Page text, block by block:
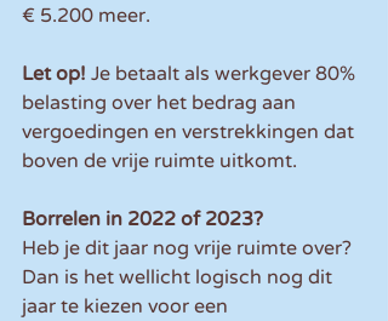
€ 5.200 meer.
Let op! Je betaalt als werkgever 80%
belasting over het bedrag aan
vergoedingen en verstrekkingen dat
boven de vrije ruimte uitkomt.
Borrelen in 2022 of 2023?
Heb je dit jaar nog vrije ruimte over?
Dan is het wellicht logisch nog dit
jaar te kiezen voor een